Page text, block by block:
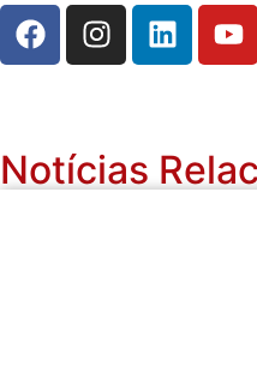
Notícias